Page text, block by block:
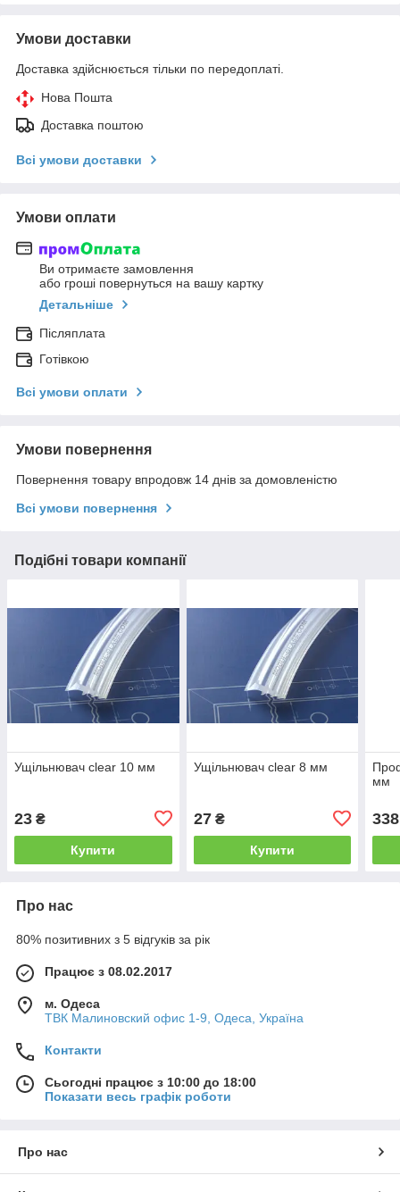
Умови доставки
Доставка здійснюється тільки по передоплаті.
Нова Пошта
Доставка поштою
Всі умови доставки
Умови оплати
Ви отримаєте замовлення
або гроші повернуться на вашу картку
Детальніше
Післяплата
Готівкою
Всі умови оплати
Умови повернення
Повернення товару впродовж 14 днів за домовленістю
Всі умови повернення
Подібні товари компанії
Ущільнювач clear 10 мм
23 ₴
Купити
Ущільнювач clear 8 мм
27₴
Купити
мм
338
Про нас
80% позитивних з 5 відгуків за рік
Працює з 08.02.2017
м. Одеса
ТВК Малиновский офис 1-9, Одеса, Україна
Контакти
Сьогодні працює з 10:00 до 18:00
Показати весь графік роботи
Про нас